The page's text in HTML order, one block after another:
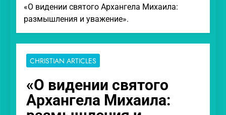
«О видении святого Архангела Михаила:
размышления и уважение».
CHRISTIAN ARTICLES
«О видении святого
Архангела Михаила: